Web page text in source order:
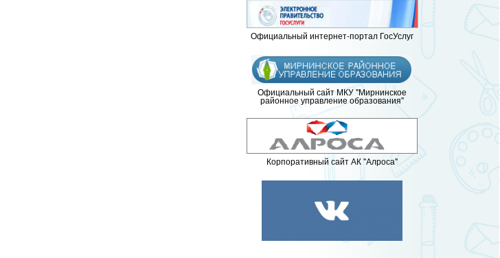
Официальный интернет-портал ГосУслуг
Официальный сайт МКУ "Мирнинское
районное управление образования"
Корпоративный сайт АК "Алроса"